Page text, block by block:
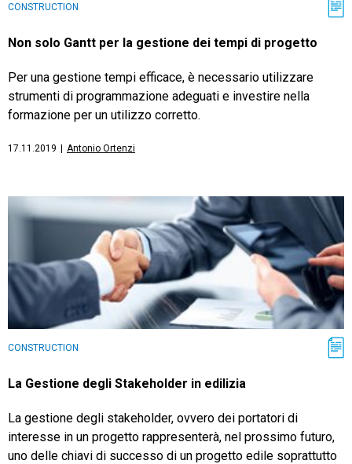
CONSTRUCTION
Non solo Gantt per la gestione dei tempi di progetto
Per una gestione tempi efficace, è necessario utilizzare
strumenti di programmazione adeguati e investire nella
formazione per un utilizzo corretto.
17.11.2019 Antonio Ortenzi
CONSTRUCTION
La Gestione degli Stakeholder in edilizia
La gestione degli stakeholder, ovvero dei portatori di
interesse in un progetto rappresenterà, nel prossimo futuro,
uno delle chiavi di successo di un progetto edile soprattutto